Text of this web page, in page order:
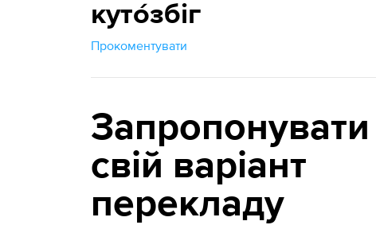
куто́збіг
Прокоментувати
Запропонувати
свій варіант
перекладу